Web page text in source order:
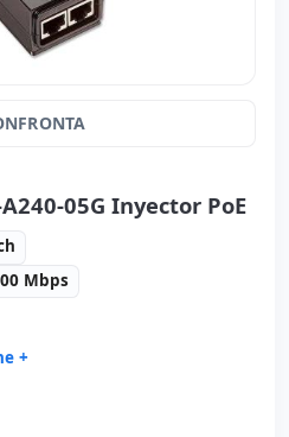
05G Inyector PoE
Mbps
+
Mbps.